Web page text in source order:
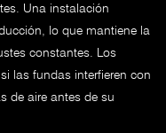
Una instalación
lo que mantiene la
constantes. Los
las fundas interfieren con
de aire antes de su